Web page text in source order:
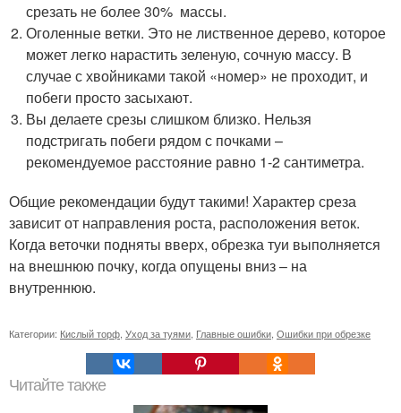
срезать не более 30% массы.
Оголенные ветки. Это не лиственное дерево, которое
может легко нарастить зеленую, сочную массу. В
случае с хвойниками такой «номер» не проходит, и
побеги просто засыхают.
Вы делаете срезы слишком близко. Нельзя
подстригать побеги рядом с почками –
рекомендуемое расстояние равно 1-2 сантиметра.
Общие рекомендации будут такими! Характер среза
зависит от направления роста, расположения веток.
Когда веточки подняты вверх, обрезка туи выполняется
на внешнюю почку, когда опущены вниз – на
внутреннюю.
Категории: Кислый торф Уход за туями Главные ошибки Ошибки при обрезке
Читайте также